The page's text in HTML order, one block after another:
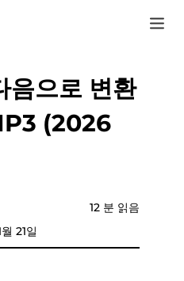
그인 으로 변환
(2026
21일
12 분 읽음